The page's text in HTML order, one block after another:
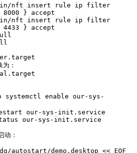
nft insert rule ip filter
} accept
nft insert rule ip filter
4433 } accept
：
autostart/demo.desktop << EOF